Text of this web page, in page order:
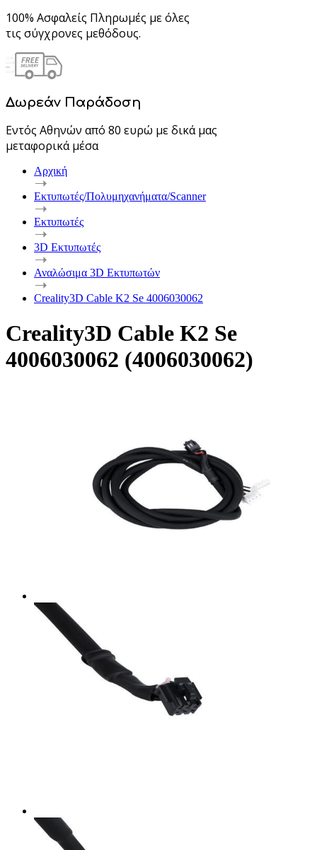
100% Ασφαλείς Πληρωμές με όλες
τις σύγχρονες μεθόδους.
Δωρεάν Παράδοση
Εντός Αθηνών από 80 ευρώ με δικά μας
μεταφορικά μέσα
Αρχική
Εκτυπωτές/Πολυμηχανήματα/Scanner
Εκτυπωτές
3D Εκτυπωτές
Αναλώσιμα 3D Εκτυπωτών
Creality3D Cable K2 Se 4006030062
Creality3D Cable K2 Se
4006030062 (4006030062)